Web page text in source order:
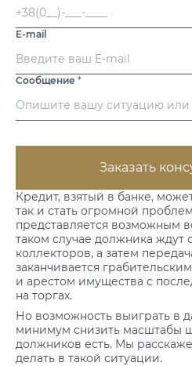
Кредит, взятый в банке,
так и стать огромной
представляется возможным
таком случае должника ждут
коллекторов, а затем
заканчивается
и арестом имущества с
на торгах.
Но возможность выиграть в
минимум снизить масштабы
должников есть. Мы
делать в такой ситуации.
E-mail
Сообщение *
Заказать